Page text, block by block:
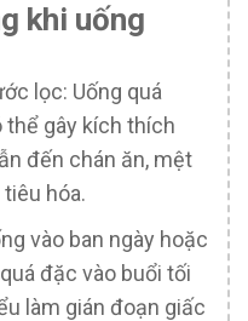
khi uống
lọc: Uống quá
thể gây kích thích
đến chán ăn, mệt
hóa.
vào ban ngày hoặc
đặc vào buổi tối
làm gián đoạn giấc